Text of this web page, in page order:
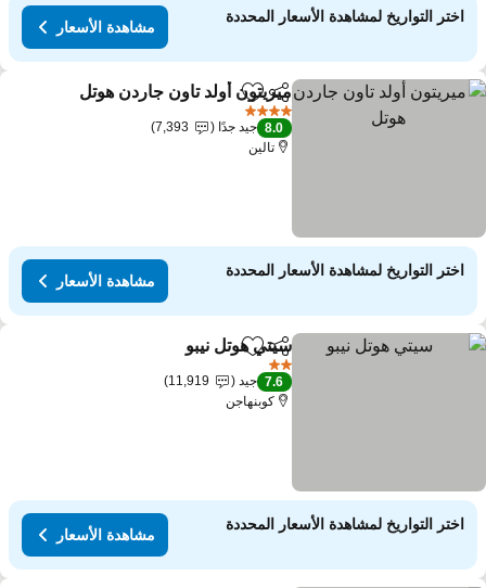
اختر التواريخ لمشاهدة الأسعار المحددة
مشاهدة الأسعار
مشاركةAdd to favorites
ميريتون أولد تاون جاردن هوتل
8.0 جيد جدًا
7,393
تالين
اختر التواريخ لمشاهدة الأسعار المحددة
مشاهدة الأسعار
مشاركةAdd to favorites
سيتي هوتل نيبو
7.6 جيد
11,919
كوبنهاجن
اختر التواريخ لمشاهدة الأسعار المحددة
مشاهدة الأسعار